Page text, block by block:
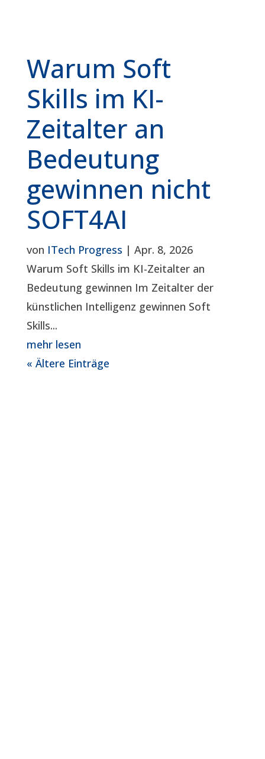
Warum Soft
Skills im KI-
Zeitalter an
Bedeutung
gewinnen nicht
SOFT4AI
von ITech Progress | Apr. 8, 2026
Warum Soft Skills im KI-Zeitalter an
Bedeutung gewinnen Im Zeitalter der
künstlichen Intelligenz gewinnen Soft
Skills...
mehr lesen
« Ältere Einträge